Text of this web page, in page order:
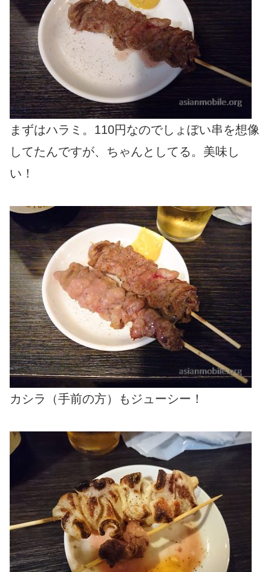
まずはハラミ。110円なのでしょぼい串を想像
してたんですが、ちゃんとしてる。美味し
い！
カシラ（手前の方）もジューシー！